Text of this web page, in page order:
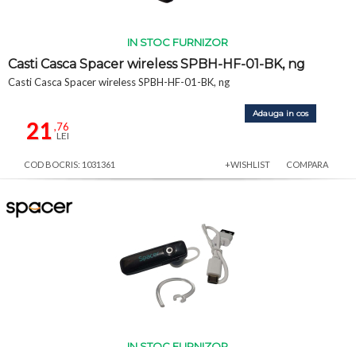
IN STOC FURNIZOR
Casti Casca Spacer wireless SPBH-HF-01-BK, ng
Casti Casca Spacer wireless SPBH-HF-01-BK, ng
21,76
LEI
Adauga in cos
COD BOCRIS: 1031361 +WISHLIST COMPARA